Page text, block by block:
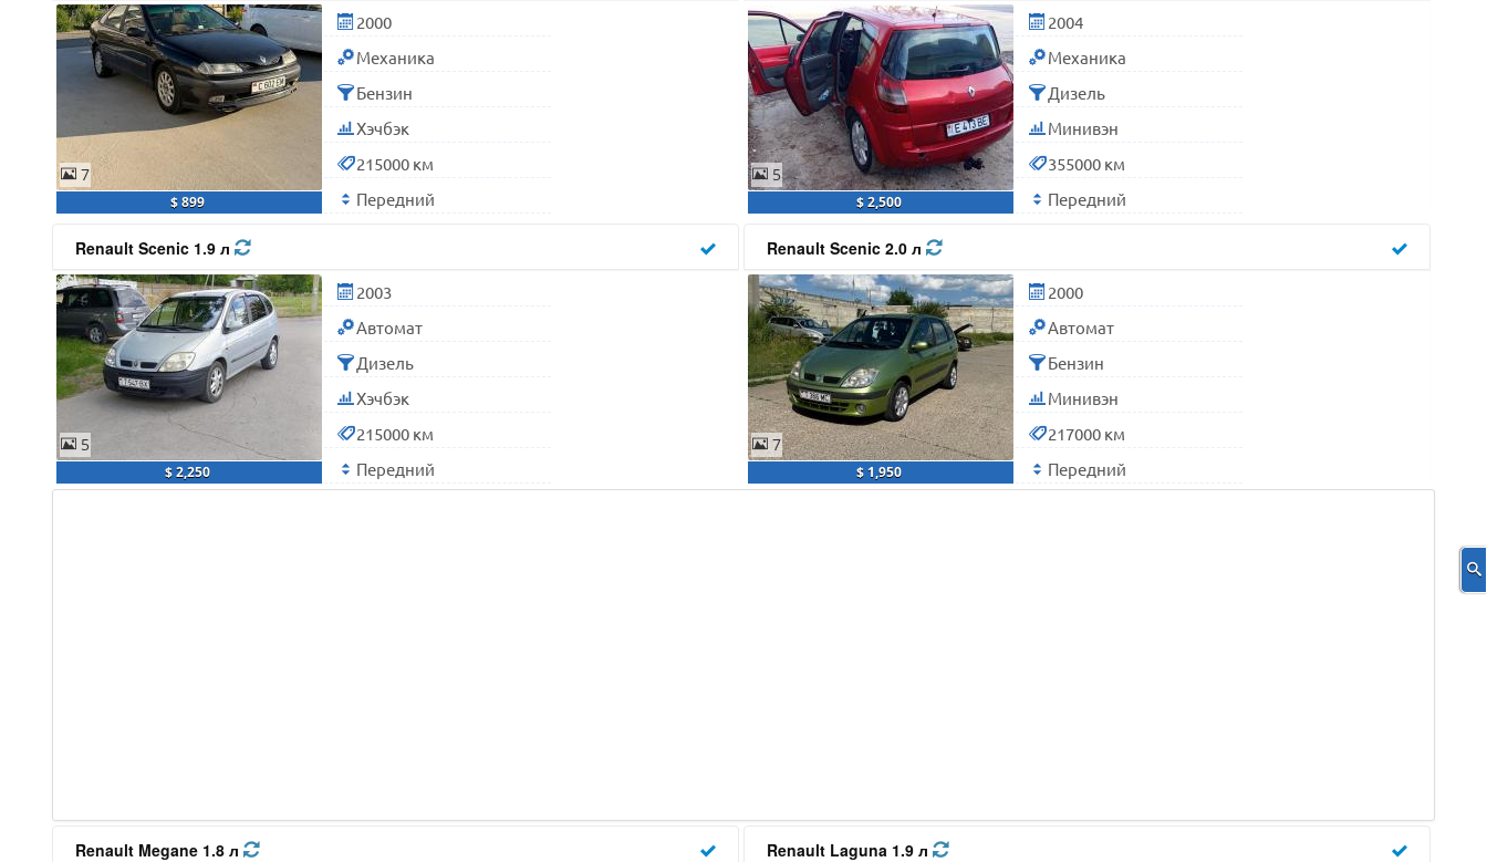
7
$ 899
2000
Механика
Бензин
Хэчбэк
215000 км
Передний
5
$ 2,500
2004
Механика
Дизель
Минивэн
355000 км
Передний
Renault Scenic 1.9 л
5
$ 2,250
2003
Автомат
Дизель
Хэчбэк
215000 км
Передний
Renault Scenic 2.0 л
7
$ 1,950
2000
Автомат
Бензин
Минивэн
217000 км
Передний
Renault Megane 1.8 л Renault Laguna 1.9 л